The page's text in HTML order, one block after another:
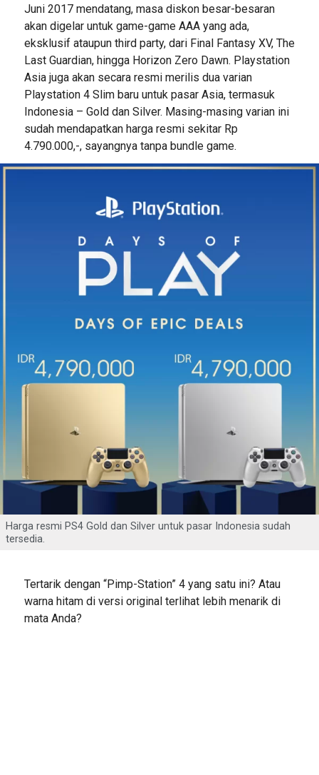
Juni 2017 mendatang, masa diskon besar-besaran
akan digelar untuk game-game AAA yang ada,
eksklusif ataupun third party, dari Final Fantasy XV, The
Last Guardian, hingga Horizon Zero Dawn. Playstation
Asia juga akan secara resmi merilis dua varian
Playstation 4 Slim baru untuk pasar Asia, termasuk
Indonesia – Gold dan Silver. Masing-masing varian ini
sudah mendapatkan harga resmi sekitar Rp
4.790.000,-, sayangnya tanpa bundle game.
Harga resmi PS4 Gold dan Silver untuk pasar Indonesia sudah
tersedia.
Tertarik dengan “Pimp-Station” 4 yang satu ini? Atau
warna hitam di versi original terlihat lebih menarik di
mata Anda?